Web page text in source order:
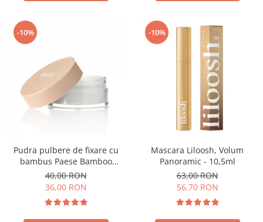
-10%
Pudra pulbere de fixare cu
bambus Paese Bamboo
Powder - 5g
40,00 RON
36,00 RON
-10%
Mascara Liloosh, Volum
Panoramic - 10,5ml
63,00 RON
56,70 RON